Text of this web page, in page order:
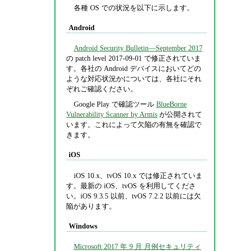
各種 OS での状況を以下に示します。
Android
Android Security Bulletin—September 2017
の patch level 2017-09-01 で修正されていま
す。各社の Android デバイスにおいてどの
ような対応状況かについては、各社にそれ
ぞれご確認ください。
Google Play で確認ツール BlueBorne
Vulnerability Scanner by Armis が公開されて
います。これによって欠陥の有無を確認で
きます。
iOS
iOS 10.x、tvOS 10.x では修正されていま
す。最新の iOS、tvOS を利用してくださ
い。iOS 9.3.5 以前、tvOS 7.2.2 以前には欠
陥があります。
Windows
Microsoft 2017 年 9 月 月例セキュリティ